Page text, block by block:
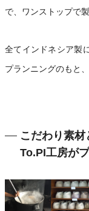
で、ワンストップで
全てインドネシア製
プランニングのもと
こだわり素材
To.PI工房が